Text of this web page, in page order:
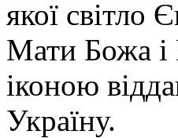
якої світло
Мати Божа і
іконою
Україну.